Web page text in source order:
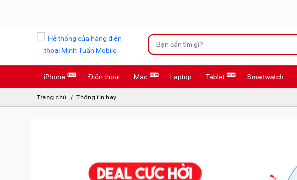
Xu hướng tìm kiếm
iPhone 17 Pro Max
AirTag 2 Mới
Osmo Pocket 4
iPhone Điện thoại Mac Laptop Tablet Smartwatch
Trang chủ Thông tin hay